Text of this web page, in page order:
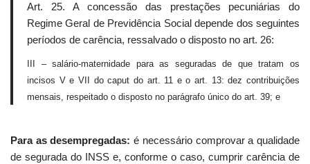
Art. 25. A concessão das prestações pecuniárias do
Regime Geral de Previdência Social depende dos seguintes
períodos de carência, ressalvado o disposto no art. 26:
III – salário-maternidade para as seguradas de que tratam os
incisos V e VII do caput do art. 11 e o art. 13: dez contribuições
mensais, respeitado o disposto no parágrafo único do art. 39; e
Para as desempregadas: é necessário comprovar a qualidade
de segurada do INSS e, conforme o caso, cumprir carência de